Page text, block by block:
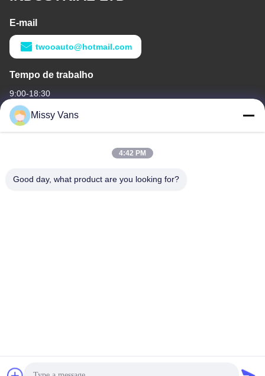
E-mail
twooauto@hotmail.com
Tempo de trabalho
9:00-18:30
O nosso endereço
No 8028, Jincheng Industrial Center, South Lixin Rd, Rua
Missy Vans
4:42 PM
Good day, what product are you looking for?